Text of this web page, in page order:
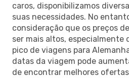
caros, disponibilizamos
suas necessidades. No
consideração que os preços
ser mais altos, especialmente
pico de viagens para
datas da viagem pode
de encontrar melhores